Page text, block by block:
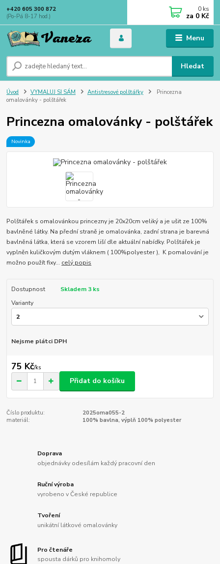
Menu
Hledat
+420 605 300 872
(Po-Pá 8-17 hod.)
0 ks
za 0 Kč
Úvod VYMALUJ SI SÁM Antistresové polštářky
Princezna
omalovánky - polštářek
Princezna omalovánky - polštářek
Novinka
Polštářek s omalovánkou princezny je 20x20cm veliký a je ušit ze 100%
bavlněné látky. Na přední straně je omalovánka, zadní strana je barevná
bavlněná látka, která se vzorem liší dle aktuální nabídky. Polštářek je
vyplněn kuličkovým dutým vláknem ( 100%polyester ), K pomalování je
možno použít fixy... celý popis
Dostupnost
Skladem 3 ks
Varianty
Nejsme plátci DPH
75 Kč/ks
Přidat do košíku
Číslo produktu:
2025oma055-2
materiál:
100% bavlna, výplň 100% polyester
Doprava
objednávky odesílám každý pracovní den
Ruční výroba
vyrobeno v České republice
Tvoření
unikátní látkové omalovánky
Pro čtenáře
spousta dárků pro knihomoly